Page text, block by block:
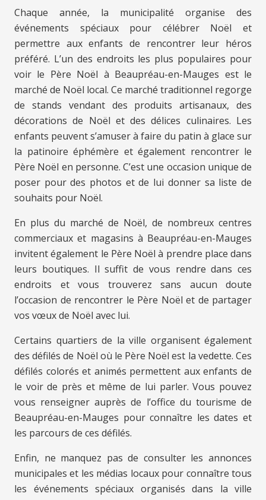
Chaque année, la municipalité organise des
événements spéciaux pour célébrer Noël et
permettre aux enfants de rencontrer leur héros
préféré. L’un des endroits les plus populaires pour
voir le Père Noël à Beaupréau-en-Mauges est le
marché de Noël local. Ce marché traditionnel regorge
de stands vendant des produits artisanaux, des
décorations de Noël et des délices culinaires. Les
enfants peuvent s’amuser à faire du patin à glace sur
la patinoire éphémère et également rencontrer le
Père Noël en personne. C’est une occasion unique de
poser pour des photos et de lui donner sa liste de
souhaits pour Noël.
En plus du marché de Noël, de nombreux centres
commerciaux et magasins à Beaupréau-en-Mauges
invitent également le Père Noël à prendre place dans
leurs boutiques. Il suffit de vous rendre dans ces
endroits et vous trouverez sans aucun doute
l’occasion de rencontrer le Père Noël et de partager
vos vœux de Noël avec lui.
Certains quartiers de la ville organisent également
des défilés de Noël où le Père Noël est la vedette. Ces
défilés colorés et animés permettent aux enfants de
le voir de près et même de lui parler. Vous pouvez
vous renseigner auprès de l’office du tourisme de
Beaupréau-en-Mauges pour connaître les dates et
les parcours de ces défilés.
Enfin, ne manquez pas de consulter les annonces
municipales et les médias locaux pour connaître tous
les événements spéciaux organisés dans la ville